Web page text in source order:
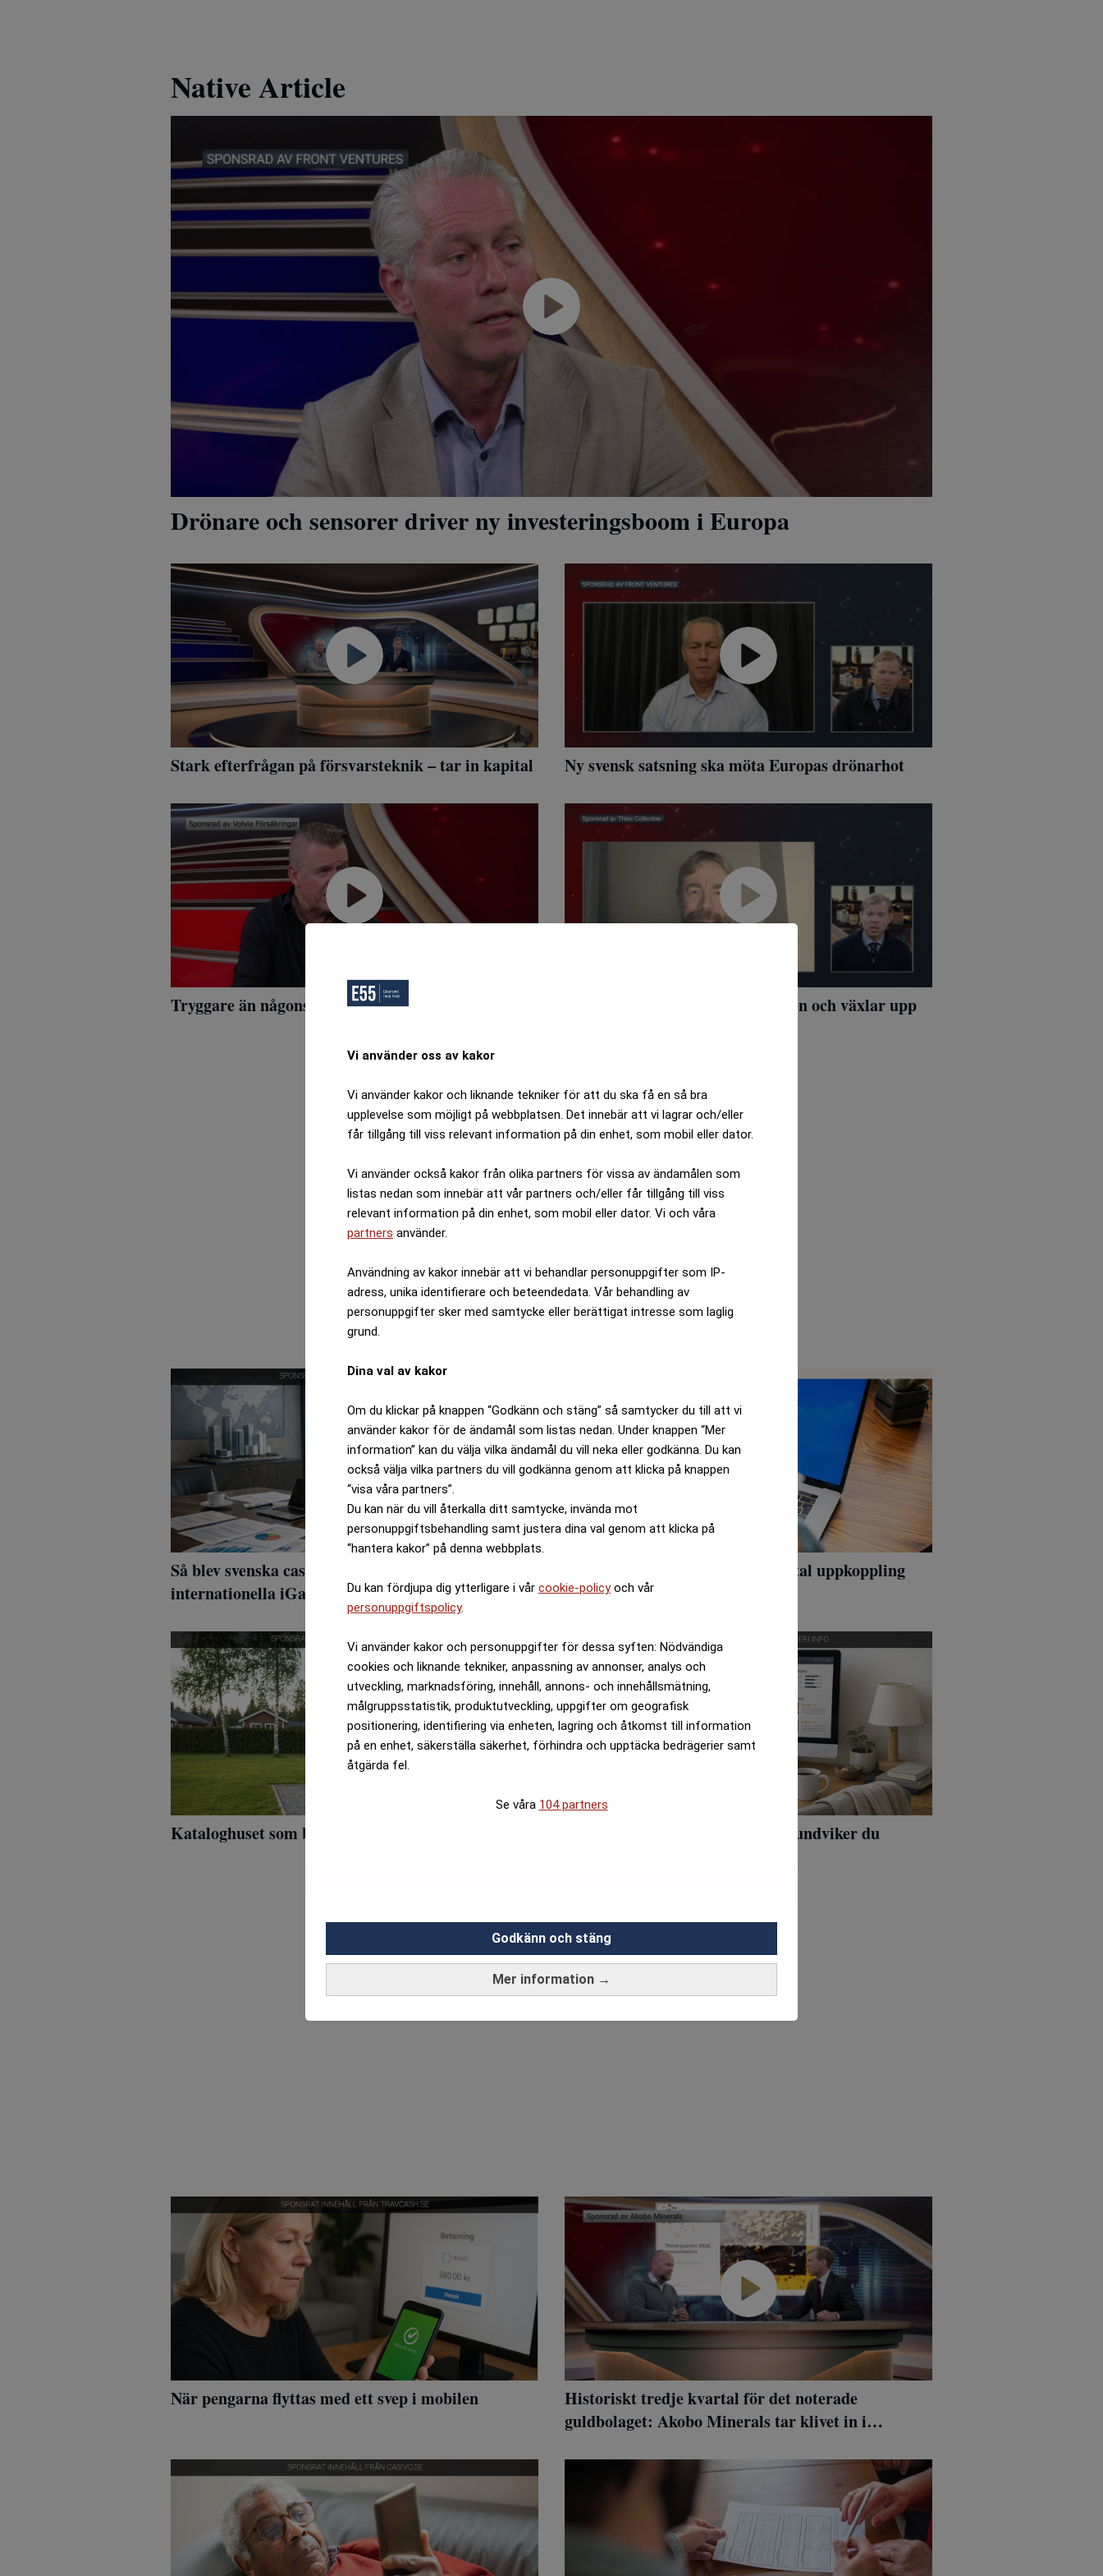
Vi använder oss av kakor
Vi använder kakor och liknande tekniker för att du ska få en så bra
upplevelse som möjligt på webbplatsen. Det innebär att vi lagrar och/eller
får tillgång till viss relevant information på din enhet, som mobil eller dator.
Vi använder också kakor från olika partners för vissa av ändamålen som
listas nedan som innebär att vår partners och/eller får tillgång till viss
relevant information på din enhet, som mobil eller dator. Vi och våra
partners använder.
Användning av kakor innebär att vi behandlar personuppgifter som IP-
adress, unika identifierare och beteendedata. Vår behandling av
personuppgifter sker med samtycke eller berättigat intresse som laglig
grund.
Dina val av kakor
Om du klickar på knappen “Godkänn och stäng” så samtycker du till att vi
använder kakor för de ändamål som listas nedan. Under knappen “Mer
information” kan du välja vilka ändamål du vill neka eller godkänna. Du kan
också välja vilka partners du vill godkänna genom att klicka på knappen
“visa våra partners”.
Du kan när du vill återkalla ditt samtycke, invända mot
personuppgiftsbehandling samt justera dina val genom att klicka på
“hantera kakor” på denna webbplats.
Du kan fördjupa dig ytterligare i vår cookie-policyoch vår
personuppgiftspolicy.
Vi använder kakor och personuppgifter för dessa syften: Nödvändiga
cookies och liknande tekniker, anpassning av annonser, analys och
utveckling, marknadsföring, innehåll, annons- och innehållsmätning,
målgruppsstatistik, produktutveckling, uppgifter om geografisk
positionering, identifiering via enheten, lagring och åtkomst till information
på en enhet, säkerställa säkerhet, förhindra och upptäcka bedrägerier samt
åtgärda fel.
Se våra 104 partners
Mer information →
Godkänn och stäng
Native Article
Drönare och sensorer driver ny investeringsboom i Europa
Stark efterfrågan på försvarsteknik – tar in kapital Ny svensk satsning ska möta Europas drönarhot
Tryggare än någonsin att köpa begagnad elbil
Så stärker koncernen lönsamheten och växlar upp
Så blev svenska casinobolag en storspelare på den
internationella iGaming-marknaden
Att resa smartare 2026: hur digital uppkoppling
förändrar sättet vi upplever USA
Kataloghuset som byggde folkhemmet reser sig igen
Säker digital underhållning – så undviker du
När pengarna flyttas med ett svep i mobilen
Historiskt tredje kvartal för det noterade
guldbolaget: Akobo Minerals tar klivet in i